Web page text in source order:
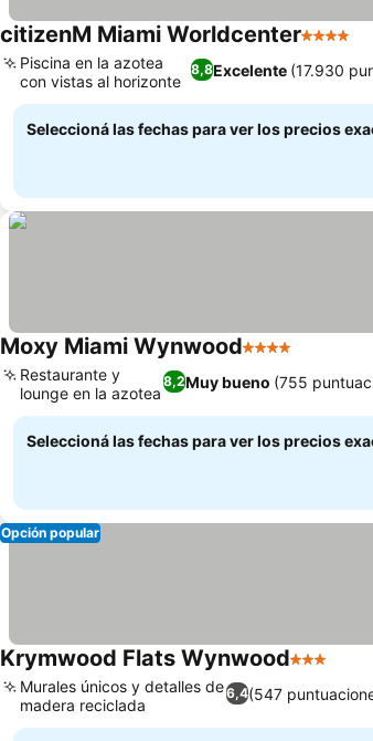
citizenM Miami Worldcenter4
8,8Excelente (17.930
Piscina en la azotea
con vistas al horizonte
Seleccioná las fechas para ver los precios
Moxy Miami Wynwood4 Estrellas
8,2Muy bueno (755
Restaurante y
lounge en la azotea
Seleccioná las fechas para ver los precios
Opción popular
Krymwood Flats Wynwood3 Estrellas
6,4(547
Murales únicos y detalles de
madera reciclada